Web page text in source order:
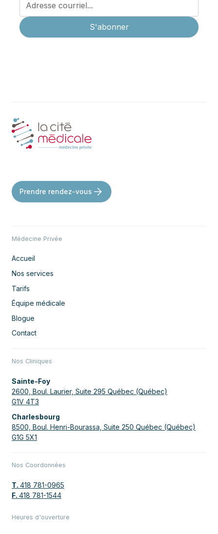
Prendre rendez-vous
Médecine Privée
Accueil
Nos services
Tarifs
Équipe médicale
Blogue
Contact
Nos Cliniques
Sainte-Foy
2600, Boul. Laurier, Suite 295 Québec (Québec)
G1V 4T3
Charlesbourg
8500, Boul. Henri-Bourassa, Suite 250 Québec (Québec)
G1G 5X1
Nos Coordonnées
T. 418 781-0965
F. 418 781-1544
Heures d'ouverture